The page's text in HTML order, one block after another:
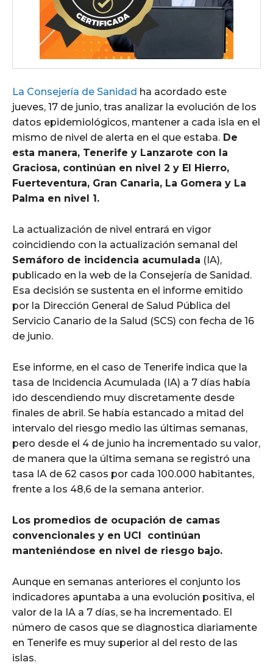
La Consejería de Sanidad ha acordado este
jueves, 17 de junio, tras analizar la evolución de los
datos epidemiológicos, mantener a cada isla en el
mismo de nivel de alerta en el que estaba. De
esta manera, Tenerife y Lanzarote con la
Graciosa, continúan en nivel 2 y El Hierro,
Fuerteventura, Gran Canaria, La Gomera y La
Palma en nivel 1.
La actualización de nivel entrará en vigor
coincidiendo con la actualización semanal del
Semáforo de incidencia acumulada (IA),
publicado en la web de la Consejería de Sanidad.
Esa decisión se sustenta en el informe emitido
por la Dirección General de Salud Pública del
Servicio Canario de la Salud (SCS) con fecha de 16
de junio.
Ese informe, en el caso de Tenerife indica que la
tasa de Incidencia Acumulada (IA) a 7 días había
ido descendiendo muy discretamente desde
finales de abril. Se había estancado a mitad del
intervalo del riesgo medio las últimas semanas,
pero desde el 4 de junio ha incrementado su valor,
de manera que la última semana se registró una
tasa IA de 62 casos por cada 100.000 habitantes,
frente a los 48,6 de la semana anterior.
Los promedios de ocupación de camas
convencionales y en UCI continúan
manteniéndose en nivel de riesgo bajo.
Aunque en semanas anteriores el conjunto los
indicadores apuntaba a una evolución positiva, el
valor de la IA a 7 días, se ha incrementado. El
número de casos que se diagnostica diariamente
en Tenerife es muy superior al del resto de las
islas.